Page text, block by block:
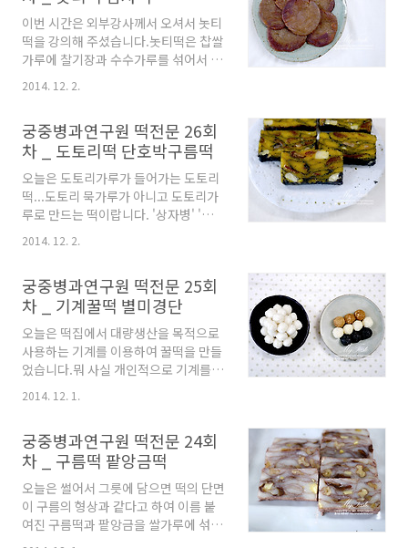
을 촬영한 것이기 때문에 무단도용하시
면 안됩니다. 두텁떡... 유자가 들어가서
상큼하고 맛이 고급스러운 떡입니다.
고 반은 떡살을 찍어 엇갈려 놓으면 예
쁩니다.*하기 사진들은 궁중병과연구
원의 선생님들 작품을 촬영한 것이기 때
문에 무단도용하시면 안됩니다. 선물로
드려도 손색없는 고급스러운 떡케이크
이번 시간은 외부강사께서 오셔서 놋티
떡을 강의해 주셨습니다.놋티떡은 찹쌀
가루에 찰기장과 수수가루를 섞어서 익
반축한 뒤 엿기를을 넣고 삭혀서 기름에
지지는 떡이에요... 평안도 지방의 유명
꿀을 뿌려 차곡차곡 담아 저장해 두었다
먹을 수 있는 굳지 않는 떡이랍니다. 추
석때 쯤 만들어 두었다가 다음해 구정까
지 먹었다고 하니까요... 그래서 먼 길
떠날 때 선물하는 떡이기도 했다네요...
노티떡, 노치떡이라고도 합니다. 오늘
오신 외부강사 선생님... 병과원 정길자
서 놋티떡을 지지는 중이에요... 은근 어
렵네요...ㅠㅠ 선생님들께서 만드신 감
자떡과 놋티떡...*하기 사진들은 궁중병
과연구원의 선생님들 작품을 촬영한 것
이기 때문에 무단도용하시면..
2014. 12. 2.
궁중병과연구원 떡전문 26회
차 _ 도토리떡 단호박구름떡
오늘은 도토리가루가 들어가는 도토리
떡...도토리 묵가루가 아니고 도토리가
루로 만드는 떡이랍니다. '상자병' '상실
병'이라고 했구요... 이 또한 첨보는 떡
인지라 신기했죠... ㅎㅎ 도토리는 동의
비만체질개선에 도움이 되는 식품이라
고 하는데 우리의 종민샘께서는 떡으로
만들면 떡이 칼로리가 높기 때문에 회의
적이시랍니다...ㅋㅋㅋ 뭐 어쨌든... 도
토리 가루는 천연 방부제로도 이용되 왔
고 묵가루는 상온에서 유효기간이 없을
정도로 보관 가능하다고 합니다.도토리
도 있는데... 구분방법은 도토리는 길쭉
한 타원형이고 상수리는 동그란 모양으
로 구분할 수 있답니다. 상수리가 도토
리보다 탄닌성분이 많이 더 떫은 맛이
난데요... 병과원에 있는 도토리..
2014. 12. 2.
궁중병과연구원 떡전문 25회
차 _ 기계꿀떡 별미경단
오늘은 떡집에서 대량생산을 목적으로
사용하는 기계를 이용하여 꿀떡을 만들
었습니다.뭐 사실 개인적으로 기계를
구매할 일은 없으니 이번 수업이 유일하
게 기계로 대량 만들어보는 시간이었
것, 카스테라고물을 묻혀 만드는 별미
경단을 배웠습니다.별미경단은 인절미
를 이용한 경단인데 여름철에는 더 달
게, 겨울철에는 덜 달게 하여 먹는 떡으
로 경단의 속은 개피떡 속을 이용하기도
합니다. 다른 경단에 비해 속을 꽉 채웠
2014. 12. 1.
궁중병과연구원 떡전문 24회
차 _ 구름떡 팥앙금떡
오늘은 썰어서 그릇에 담으면 떡의 단면
이 구름의 형상과 같다고 하여 이름 붙
여진 구름떡과 팥앙금을 쌀가루에 섞어
만드는 팥앙금떡을 배웠습니다. 찹쌀을